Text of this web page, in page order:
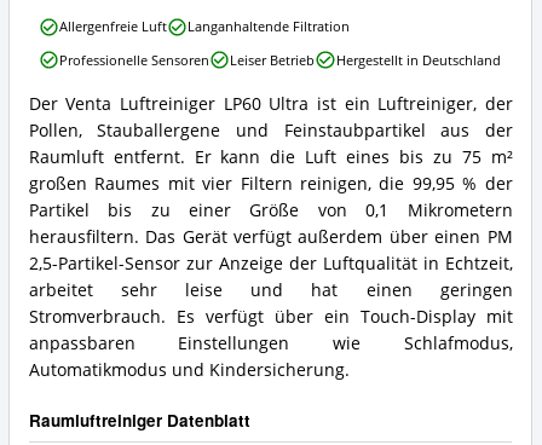
Venta
Luftreiniger
LP60
Ultra
Zusammenfassung:
Was
bietet
dieser
Raumluftreiniger?
Der Venta Luftreiniger LP60 Ultra ist ein Luftreiniger, der
Pollen, Stauballergene und Feinstaubpartikel aus der
Raumluft entfernt. Er kann die Luft eines bis zu 75 m²
großen Raumes mit vier Filtern reinigen, die 99,95 % der
Partikel bis zu einer Größe von 0,1 Mikrometern
herausfiltern. Das Gerät verfügt außerdem über einen PM
2,5-Partikel-Sensor zur Anzeige der Luftqualität in Echtzeit,
arbeitet sehr leise und hat einen geringen
Stromverbrauch. Es verfügt über ein Touch-Display mit
anpassbaren Einstellungen wie Schlafmodus,
Automatikmodus und Kindersicherung.
Raumluftreiniger Datenblatt
Venta
Luftreiniger
LP60
Vorteile:
Was
spricht
für
diesen
Raumluftreiniger?
Allergenfreie Luft
Langanhaltende Filtration
Professionelle Sensoren
Leiser Betrieb Hergestellt in Deutschland